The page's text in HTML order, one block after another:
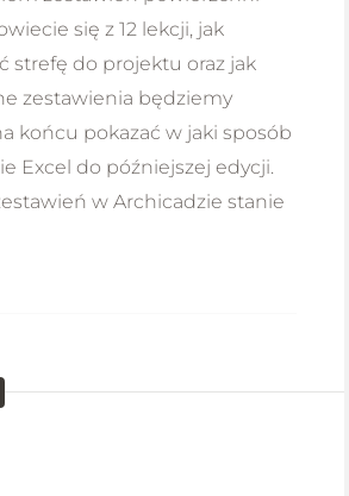
się z 12 lekcji, jak
strefę do projektu oraz jak
zestawienia będziemy
końcu pokazać w jaki sposób
Excel do późniejszej edycji.
w Archicadzie stanie